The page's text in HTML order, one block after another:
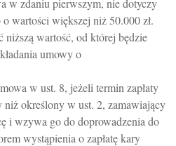
w zdaniu pierwszym, nie dotyczy
wartości większej niż 50.000 zł.
wartość, od której będzie
umowy o
w ust. 8, jeżeli termin zapłaty
niż określony w ust. 2, zamawiający
i wzywa go do doprowadzenia do
wystąpienia o zapłatę kary